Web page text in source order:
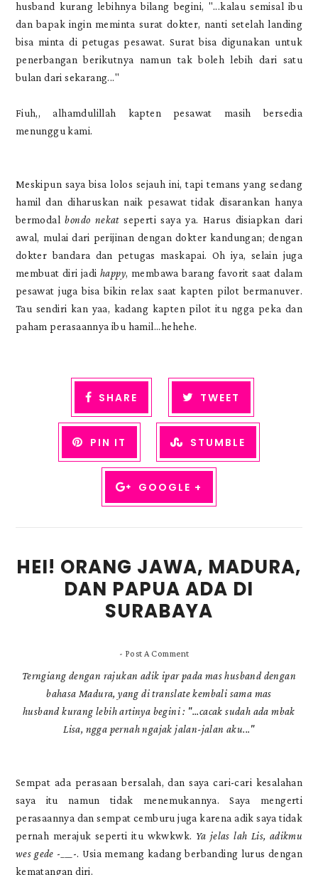
husband kurang lebihnya bilang begini, "...kalau semisal ibu
dan bapak ingin meminta surat dokter, nanti setelah landing
bisa minta di petugas pesawat. Surat bisa digunakan untuk
penerbangan berikutnya namun tak boleh lebih dari satu
bulan dari sekarang..."
Fiuh,, alhamdulillah kapten pesawat masih bersedia
menunggu kami.
Meskipun saya bisa lolos sejauh ini, tapi temans yang sedang
hamil dan diharuskan naik pesawat tidak disarankan hanya
bermodalbondo nekatseperti saya ya. Harus disiapkan dari
awal, mulai dari perijinan dengan dokter kandungan; dengan
dokter bandara dan petugas maskapai. Oh iya, selain juga
membuat diri jadihappy, membawa barang favorit saat dalam
pesawat juga bisa bikin relax saat kapten pilot bermanuver.
Tau sendiri kan yaa, kadang kapten pilot itu ngga peka dan
paham perasaannya ibu hamil...hehehe.
SHARE TWEET
PIN IT STUMBLE
GOOGLE +
HEI! ORANG JAWA, MADURA,
DAN PAPUA ADA DI
SURABAYA
- Post A Comment
Terngiang dengan rajukan adik ipar pada mas husband dengan
bahasa Madura, yang di translate kembali sama mas
husbandkurang lebih artinya begini : "...cacak sudah ada mbak
Lisa, ngga pernah ngajak jalan-jalan aku..."
Sempat ada perasaan bersalah, dan saya cari-cari kesalahan
saya itu namun tidak menemukannya. Saya mengerti
perasaannya dan sempat cemburu juga karena adik saya tidak
pernah merajuk seperti itu wkwkwk. Ya jelas lah Lis, adikmu
wes gede -___-. Usia memang kadang berbanding lurus dengan
kematangan diri.